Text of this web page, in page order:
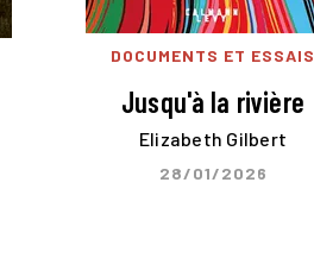
DOCUMENTS ET ESSAIS
Jusqu'à la rivière
Elizabeth Gilbert
28/01/2026